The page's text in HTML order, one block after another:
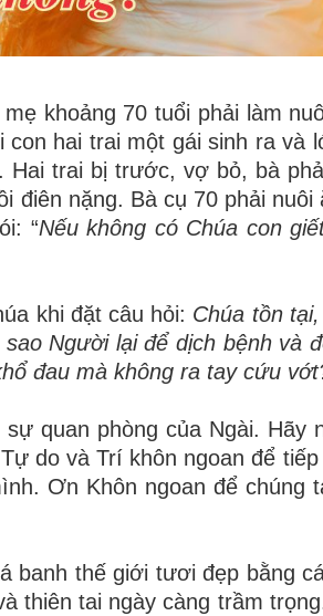
khoảng 70 tuổi phải làm
con hai trai một gái sinh ra và
trai bị trước, vợ bỏ, bà
điên nặng. Bà cụ 70 phải
“Nếu không có Chúa con
khi đặt câu hỏi: Chúa tồn
Người lại để dịch bệnh và
đau mà không ra tay cứu
quan phòng của Ngài. Hãy
do và Trí khôn ngoan để
Ơn Khôn ngoan để chúng
banh thế giới tươi đẹp bằng
thiên tai ngày càng trầm